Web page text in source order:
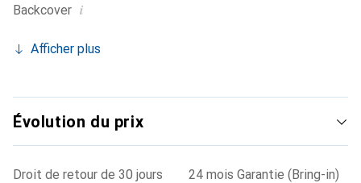
Backcover i
Afficher plus
Évolution du prix
Droit de retour de 30 jours
24 mois Garantie (Bring-in)